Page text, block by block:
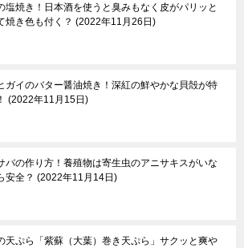
塩焼き！日本酒を使うと臭みもなく皮がパリッと
焼き色も付く？
2022年11月26日
ガイのバター醤油焼き！深紅の鮮やかな貝殻が特
2022年11月15日
バの作り方！養殖物は寄生虫のアニサキスがいな
安全？
2022年11月14日
天ぷら「紫蘇（大葉）巻き天ぷら」サクッと爽や